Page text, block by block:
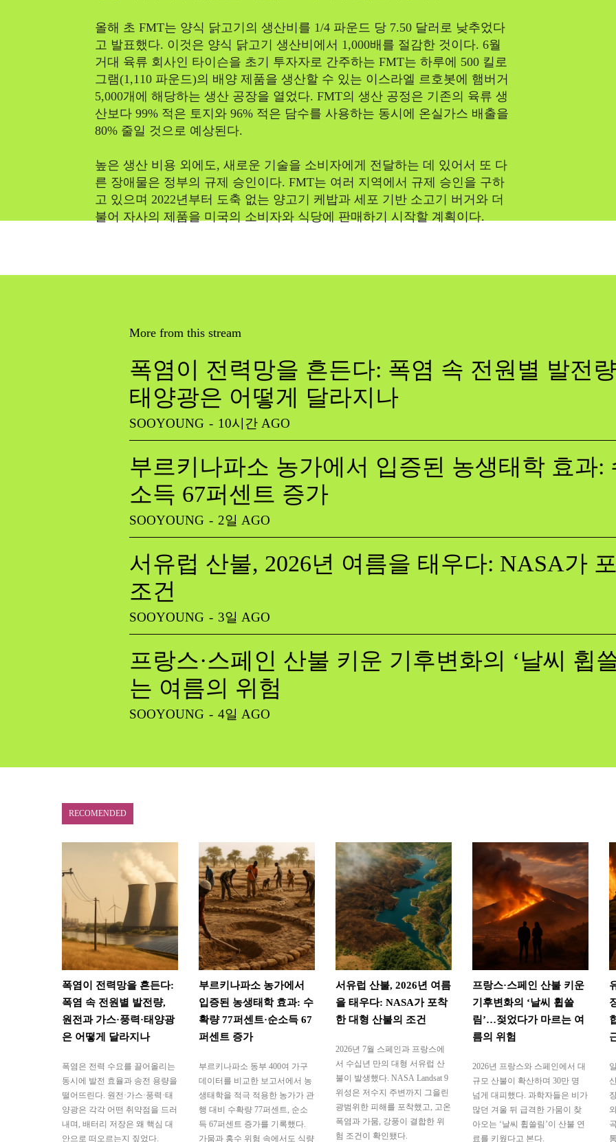
올해 초 FMT는 양식 닭고기의 생산비를 1/4 파운드 당 7.50 달러로 낮추었다
고 발표했다. 이것은 양식 닭고기 생산비에서 1,000배를 절감한 것이다. 6월
거대 육류 회사인 타이슨을 초기 투자자로 간주하는 FMT는 하루에 500 킬로
그램(1,110 파운드)의 배양 제품을 생산할 수 있는 이스라엘 르호봇에 햄버거
5,000개에 해당하는 생산 공장을 열었다. FMT의 생산 공정은 기존의 육류 생
산보다 99% 적은 토지와 96% 적은 담수를 사용하는 동시에 온실가스 배출을
80% 줄일 것으로 예상된다.
높은 생산 비용 외에도, 새로운 기술을 소비자에게 전달하는 데 있어서 또 다
른 장애물은 정부의 규제 승인이다. FMT는 여러 지역에서 규제 승인을 구하
고 있으며 2022년부터 도축 없는 양고기 케밥과 세포 기반 소고기 버거와 더
불어 자사의 제품을 미국의 소비자와 식당에 판매하기 시작할 계획이다.
More from this stream
폭염이 전력망을 흔든다: 폭염 속 전원별 발전
태양광은 어떻게 달라지나
SOOYOUNG - 10시간 AGO
부르키나파소 농가에서 입증된 농생태학 효과:
소득 67퍼센트 증가
SOOYOUNG - 2일 AGO
서유럽 산불, 2026년 여름을 태우다: NASA가
조건
SOOYOUNG - 3일 AGO
프랑스·스페인 산불 키운 기후변화의 ‘날씨 휩
는 여름의 위험
SOOYOUNG - 4일 AGO
RECOMENDED
폭염이 전력망을 흔든다:
폭염 속 전원별 발전량,
원전과 가스·풍력·태양광
은 어떻게 달라지나
폭염은 전력 수요를 끌어올리는
동시에 발전 효율과 송전 용량을
떨어뜨린다. 원전·가스·풍력·태
양광은 각각 어떤 취약점을 드러
내며, 배터리 저장은 왜 핵심 대
안으로 떠오르는지 짚었다.
부르키나파소 농가에서
입증된 농생태학 효과: 수
확량 77퍼센트·순소득 67
퍼센트 증가
부르키나파소 동부 400여 가구
데이터를 비교한 보고서에서 농
생태학을 적극 적용한 농가가 관
행 대비 수확량 77퍼센트, 순소
득 67퍼센트 증가를 기록했다.
가뭄과 홍수 위험 속에서도 식량
서유럽 산불, 2026년 여름
을 태우다: NASA가 포착
한 대형 산불의 조건
2026년 7월 스페인과 프랑스에
서 수십년 만의 대형 서유럽 산
불이 발생했다. NASA Landsat 9
위성은 저수지 주변까지 그을린
광범위한 피해를 포착했고, 고온
폭염과 가뭄, 강풍이 결합한 위
험 조건이 확인됐다.
프랑스·스페인 산불 키운
기후변화의 ‘날씨 휩쓸
림’…젖었다가 마르는 여
름의 위험
2026년 프랑스와 스페인에서 대
규모 산불이 확산하며 30만 명
넘게 대피했다. 과학자들은 비가
많던 겨울 뒤 급격한 가뭄이 찾
아오는 ‘날씨 휩쓸림’이 산불 연
료를 키웠다고 본다.